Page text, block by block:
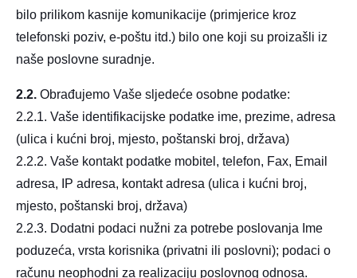
bilo prilikom kasnije komunikacije (primjerice kroz
telefonski poziv, e-poštu itd.) bilo one koji su proizašli iz
naše poslovne suradnje.
2.2. Obrađujemo Vaše sljedeće osobne podatke:
2.2.1. Vaše identifikacijske podatke ime, prezime, adresa
(ulica i kućni broj, mjesto, poštanski broj, država)
2.2.2. Vaše kontakt podatke mobitel, telefon, Fax, Email
adresa, IP adresa, kontakt adresa (ulica i kućni broj,
mjesto, poštanski broj, država)
2.2.3. Dodatni podaci nužni za potrebe poslovanja Ime
poduzeća, vrsta korisnika (privatni ili poslovni); podaci o
računu neophodni za realizaciju poslovnog odnosa.